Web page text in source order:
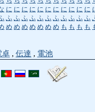
に に に に に に に に に に に
ふ ふ ふ ふ ふ ふ ふ ふ ふ ふ ふ
め め め め め め め も も も も
卓 , 伝達 , 電池